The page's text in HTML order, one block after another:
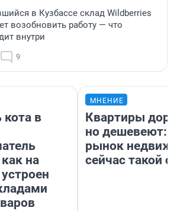
в Кузбассе склад Wildberries
возобновить работу — что
внутри
9
в
на
МНЕНИЕ
Квартиры
но дешевеют:
рынок
сейчас такой